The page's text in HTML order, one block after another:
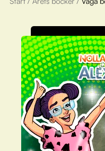
Årets
Om Stora
Olivia tipsar
Vinnare
FAQ
För